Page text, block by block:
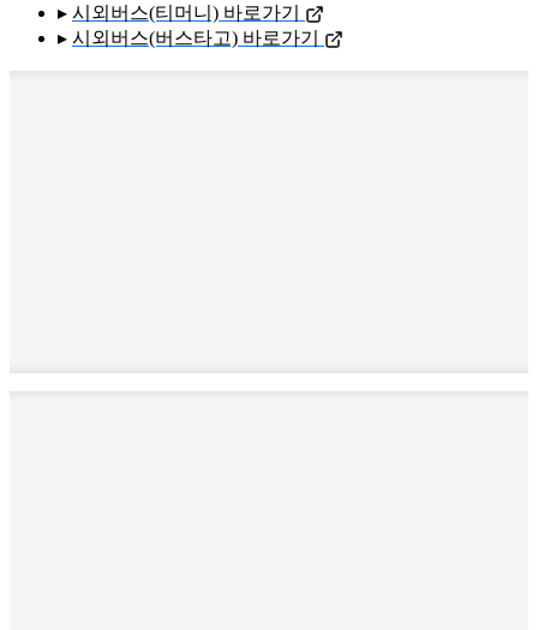
▸ 시외버스(티머니) 바로가기
▸ 시외버스(버스타고) 바로가기